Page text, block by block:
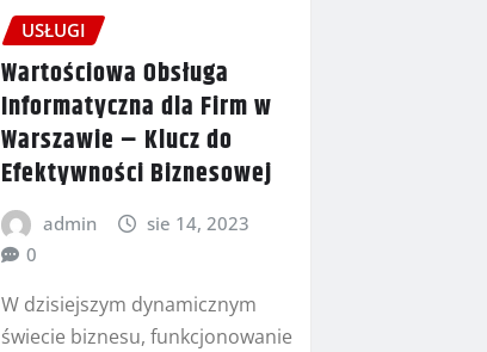
USŁUGI
Wartościowa Obsługa
Informatyczna dla Firm w
Warszawie – Klucz do
Efektywności Biznesowej
admin
sie 14, 2023
0
W dzisiejszym dynamicznym
świecie biznesu, funkcjonowanie